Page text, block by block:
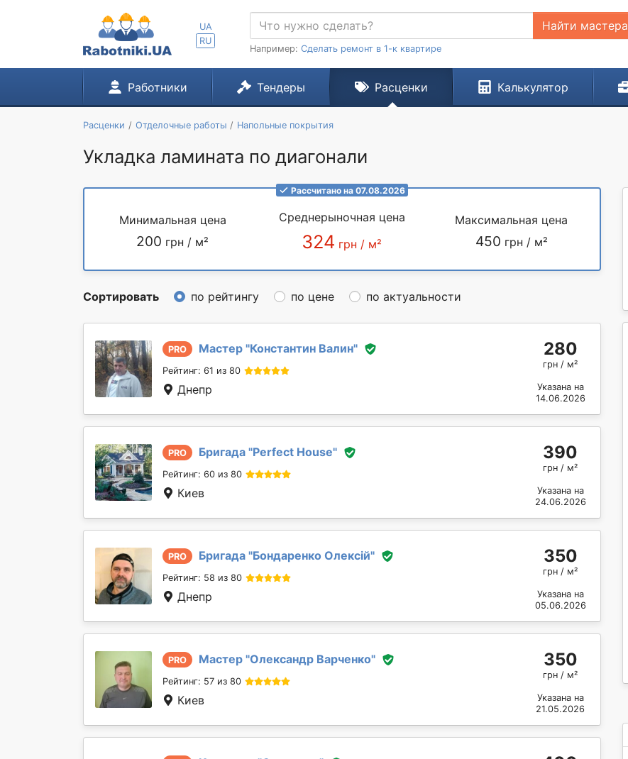
UA
RU
Найти мастера
Например: Сделать ремонт в 1-к квартире
Работники Тендеры Расценки Калькулятор
Расценки Отделочные работы Напольные покрытия
Укладка ламината по диагонали
Рассчитано на 07.08.2026
Минимальная цена
200 грн / м²
Среднерыночная цена
324 грн / м²
Максимальная цена
450 грн / м²
Сортировать по рейтингу по цене по актуальности
PRO Мастер "Константин Валин"
Рейтинг: 61 из 80
Днепр
280
грн / м²
Указана на
14.06.2026
PRO Бригада "Perfect House"
Рейтинг: 60 из 80
Киев
390
грн / м²
Указана на
24.06.2026
PRO Бригада "Бондаренко Олексій"
Рейтинг: 58 из 80
Днепр
350
грн / м²
Указана на
05.06.2026
PRO Мастер "Олександр Варченко"
Рейтинг: 57 из 80
Киев
350
грн / м²
Указана на
21.05.2026